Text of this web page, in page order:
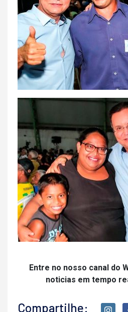
Entre no nosso canal do
noticias em tempo
Compartilhe: